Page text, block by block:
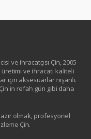
ve ihracatçısı Çin, 2005
ve ihracatı kaliteli
için aksesuarlar nişanlı.
refah gün gibi daha
olmak, profesyonel
Çin.